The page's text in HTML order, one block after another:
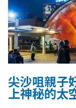
尖沙咀親子
上神秘的太